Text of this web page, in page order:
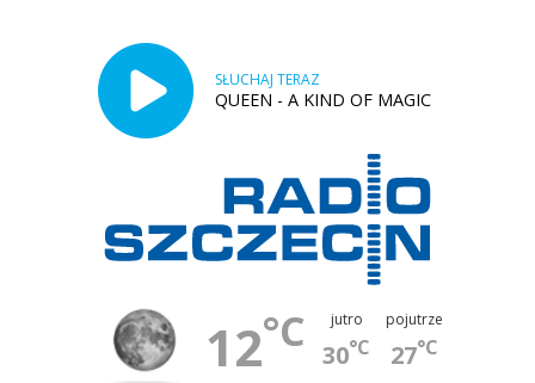
SŁUCHAJ TERAZ
QUEEN - A KIND OF MAGIC
12°C jutro
30°C
pojutrze
27°C